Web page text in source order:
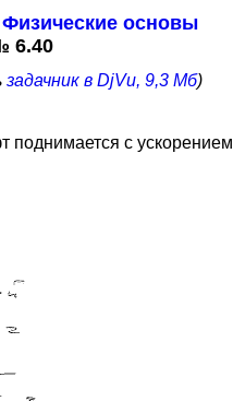
Физические основы
6.40
задачник в DjVu, 9,3 Мб)
поднимается с ускорением